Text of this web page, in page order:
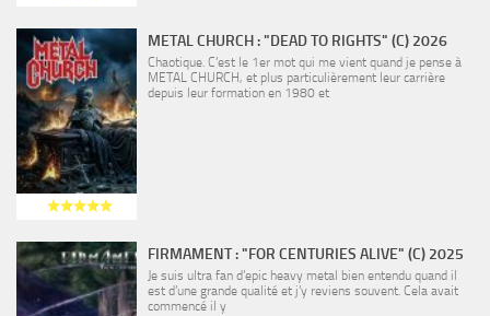
METAL CHURCH : "DEAD TO RIGHTS" (C) 2026
Chaotique. C’est le 1er mot qui me vient quand je pense à
METAL CHURCH, et plus particulièrement leur carrière
depuis leur formation en 1980 et
FIRMAMENT : "FOR CENTURIES ALIVE" (C) 2025
Je suis ultra fan d’epic heavy metal bien entendu quand il
est d’une grande qualité et j’y reviens souvent. Cela avait
commencé il y